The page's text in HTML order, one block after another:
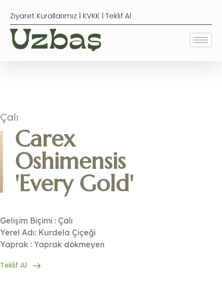
Ziyaret Kurallarımız | KVKK | Teklif Al
Çalı
Carex
Oshimensis
'Every Gold'
Gelişim Biçimi : Çalı
Yerel Adı: Kurdela Çiçeği
Yaprak : Yaprak dökmeyen
Teklif Al